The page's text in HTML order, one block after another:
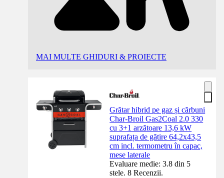
MAI MULTE GHIDURI & PROIECTE
Grătar hibrid pe gaz și cărbuni
Char-Broil Gas2Coal 2.0 330
cu 3+1 arzătoare 13,6 kW
suprafața de gătire 64,2x43,5
cm incl. termometru în capac,
mese laterale
Evaluare medie: 3.8 din 5
stele. 8 Recenzii.